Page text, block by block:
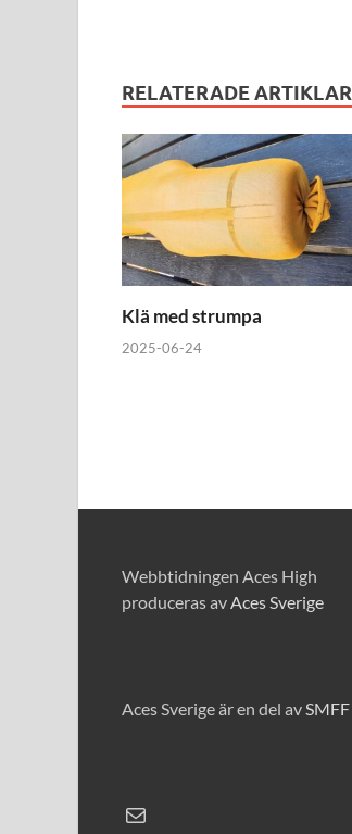
RELATERADE ARTIKLAR
Klä med strumpa
2025-06-24
Webbtidningen Aces High
produceras avAces Sverige
Aces Sverige är en del avSMFF